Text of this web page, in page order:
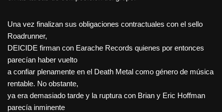
Una vez finalizan sus obligaciones contractuales con el sello
Roadrunner,
DEICIDE firman con Earache Records quienes por entonces
parecían haber vuelto
a confiar plenamente en el Death Metal como género de música
rentable. No obstante,
ya era demasiado tarde y la ruptura con Brian y Eric Hoffman
parecía inminente